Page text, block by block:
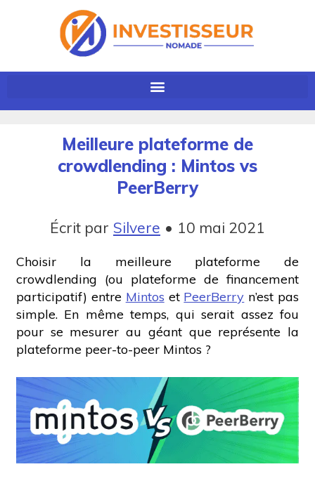
Meilleure plateforme de
crowdlending : Mintos vs
PeerBerry
Écrit par Silvere • 10 mai 2021
Choisir la meilleure plateforme de
crowdlending (ou plateforme de financement
participatif) entre Mintos et PeerBerry n’est pas
simple. En même temps, qui serait assez fou
pour se mesurer au géant que représente la
plateforme peer-to-peer Mintos ?